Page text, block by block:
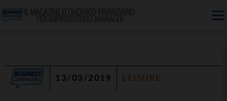
13/03/2019 LEISURE